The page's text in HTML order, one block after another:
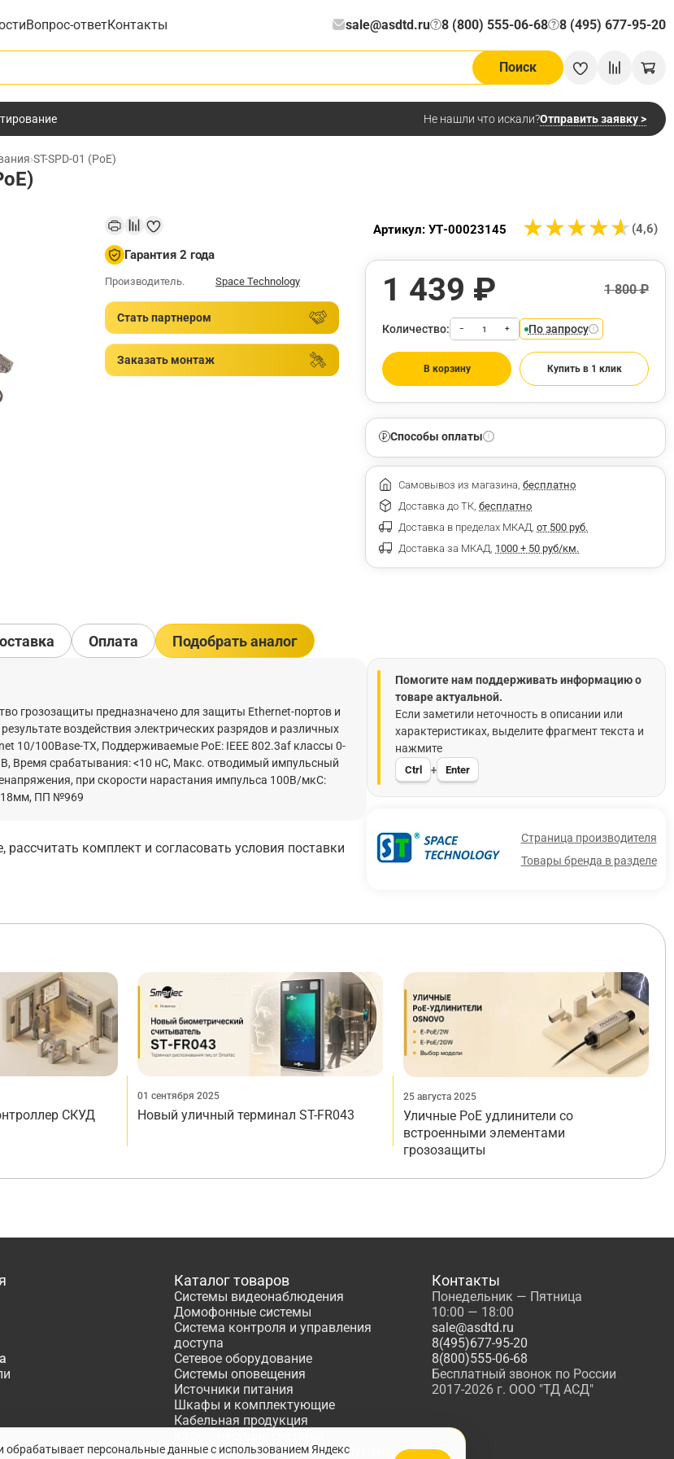
Вопрос-ответКонтакты sale@asdtd.ru 8 (800) 555-06-68
? 8 (495) 677-95-20
?
Поиск
Не нашли что искали?Отправить заявку >
›ST-SPD-01 (PoE)
Гарантия 2 года
Производитель. Space Technology
Стать партнером
Заказать монтаж
★★★★★
★★★★★ (4,6)
Артикул: УТ-00023145
1 439 ₽ 1 800 ₽
Количество: − + По запросу
В корзину Купить в 1 клик
Способы оплаты
Самовывоз из магазина, бесплатно
Доставка до ТК, бесплатно
Доставка в пределах МКАД, от 500 руб.
Доставка за МКАД, 1000 + 50 руб/км.
грозозащиты предназначено для защиты Ethernet-портов и
воздействия электрических разрядов и различных
10/100Base-TX, Поддерживаемые PoE: IEEE 802.3af классы 0-
Время срабатывания: <10 нС, Макс. отводимый импульсный
при скорости нарастания импульса 100В/мкС:
ПП №969
комплект и согласовать условия поставки
Помогите нам поддерживать информацию о
товаре актуальной.
Если заметили неточность в описании или
характеристиках, выделите фрагмент текста и
нажмите
Ctrl + Enter
Страница производителя
Товары бренда в разделе
Оплата Подобрать аналог
СКУД
01 сентября 2025
Новый уличный терминал ST-FR043
25 августа 2025
Уличные PoE удлинители со
встроенными элементами
грозозащиты
Каталог товаров
Системы видеонаблюдения
Домофонные системы
Система контроля и управления
доступа
Сетевое оборудование
Системы оповещения
Источники питания
Шкафы и комплектующие
Кабельная продукция
Расходные материалы, Инструменты
Контакты
Понедельник — Пятница
10:00 — 18:00
sale@asdtd.ru
8(495)677-95-20
8(800)555-06-68
Бесплатный звонок по России
2017-2026 г. ООО "ТД АСД"
обрабатывает персональные данные с использованием Яндекс